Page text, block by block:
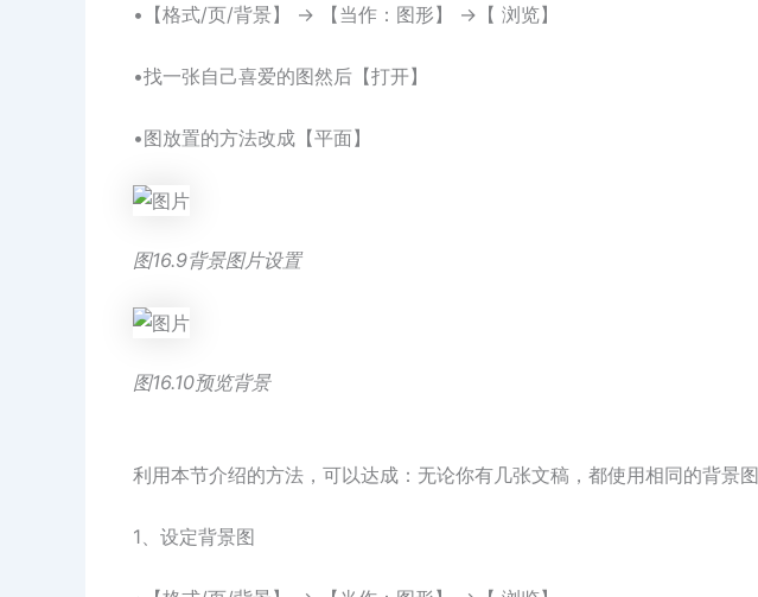
•【格式/页/背景】 → 【当作：图形】 →【 浏览】
•找一张自己喜爱的图然后【打开】
•图放置的方法改成【平面】
图16.9背景图片设置
图16.10预览背景
利用本节介绍的方法，可以达成：无论你有几张文稿，都使用相同的背景
1、设定背景图